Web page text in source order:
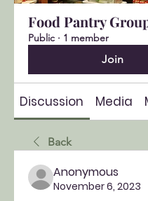
Food Pantry
Public · 1 member
Join
Discussion Media
Back
Anonymous
November 6, 2023